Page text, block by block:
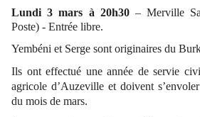
Lundi 3 mars à 20h30– Merville
Poste) - Entrée libre.
Yembéni et Serge sont originaires du
Ils ont effectué une année de servie
agricole d’Auzeville et doivent
du mois de mars.